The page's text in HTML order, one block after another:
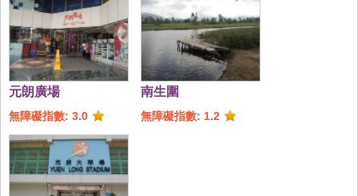
元朗廣場
無障礙指數: 3.0
南生圍
無障礙指數: 1.2